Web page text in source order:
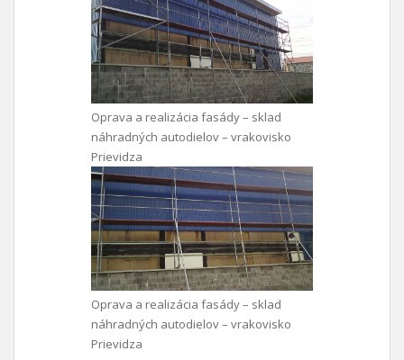
Oprava a realizácia fasády – sklad
náhradných autodielov – vrakovisko
Prievidza
Oprava a realizácia fasády – sklad
náhradných autodielov – vrakovisko
Prievidza